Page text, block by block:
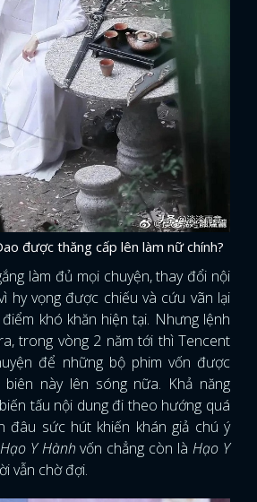
được thăng cấp lên làm nữ chính?
làm đủ mọi chuyện, thay đổi nội
hy vọng được chiếu và cứu vãn lại
khó khăn hiện tại. Nhưng lệnh
trong vòng 2 năm tới thì Tencent
để những bộ phim vốn được
này lên sóng nữa. Khả năng
tấu nội dung đi theo hướng quá
đâu sức hút khiến khán giả chú ý
Hạo Y Hành vốn chẳng còn làHạo Y
vẫn chờ đợi.